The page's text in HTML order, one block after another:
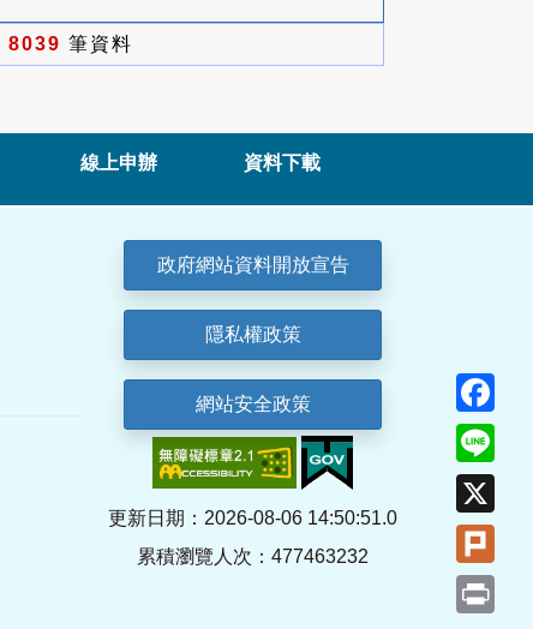
8039 筆資料
線上申辦 資料下載
政府網站資料開放宣告
隱私權政策
網站安全政策
更新日期：2026-08-06 14:50:51.0
累積瀏覽人次：477463232